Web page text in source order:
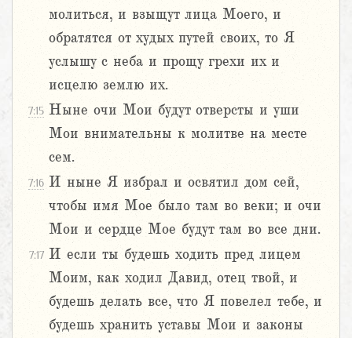
молиться, и взыщут лица Моего, и
обратятся от худых путей своих, то Я
услышу с неба и прощу грехи их и
исцелю землю их.
7:15 Ныне очи Мои будут отверсты и уши
Мои внимательны к молитве на месте
сем.
7:16 И ныне Я избрал и освятил дом сей,
чтобы имя Мое было там во веки; и очи
Мои и сердце Мое будут там во все дни.
7:17 И если ты будешь ходить пред лицем
Моим, как ходил Давид, отец твой, и
будешь делать все, что Я повелел тебе, и
будешь хранить уставы Мои и законы